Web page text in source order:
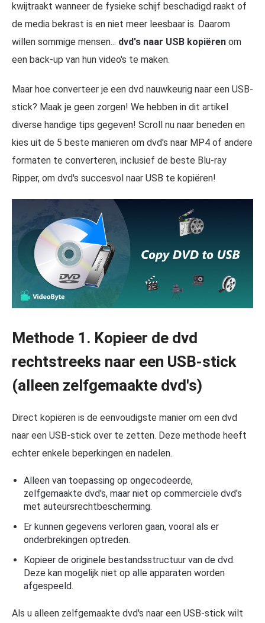
kwijtraakt wanneer de fysieke schijf beschadigd raakt of
de media bekrast is en niet meer leesbaar is. Daarom
willen sommige mensen... dvd's naar USB kopiëren om
een back-up van hun video's te maken.
Maar hoe converteer je een dvd nauwkeurig naar een USB-
stick? Maak je geen zorgen! We hebben in dit artikel
diverse handige tips gegeven! Scroll nu naar beneden en
kies uit de 5 beste manieren om dvd's naar MP4 of andere
formaten te converteren, inclusief de beste Blu-ray
Ripper, om dvd's succesvol naar USB te kopiëren!
Methode 1. Kopieer de dvd
rechtstreeks naar een USB-stick
(alleen zelfgemaakte dvd's)
Direct kopiëren is de eenvoudigste manier om een dvd
naar een USB-stick over te zetten. Deze methode heeft
echter enkele beperkingen en nadelen.
Alleen van toepassing op ongecodeerde,
zelfgemaakte dvd's, maar niet op commerciële dvd's
met auteursrechtbescherming.
Er kunnen gegevens verloren gaan, vooral als er
onderbrekingen optreden.
Kopieer de originele bestandsstructuur van de dvd.
Deze kan mogelijk niet op alle apparaten worden
afgespeeld.
Als u alleen zelfgemaakte dvd's naar een USB-stick wilt